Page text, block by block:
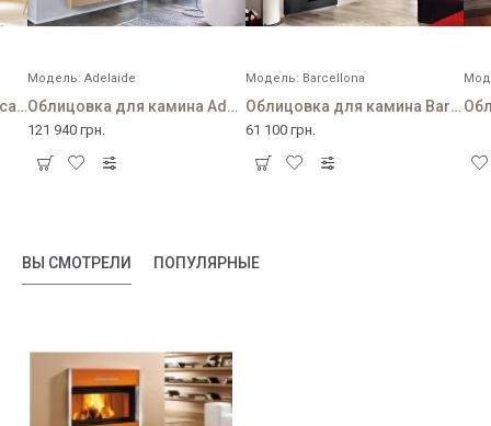
Облицовка для камина Academy
Модель: Adelaide
Облицовка для камина Adelaide
121 940 грн.
Модель: Barcellona
Облицовка для камина Barcellona
61 100 грн.
ВЫ СМОТРЕЛИ ПОПУЛЯРНЫЕ